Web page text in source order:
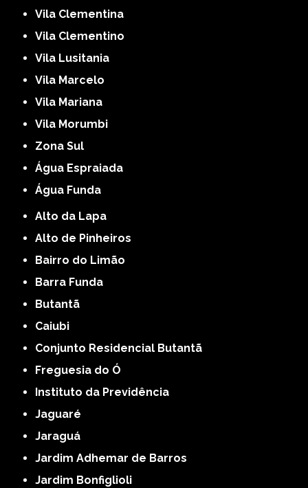
Vila Clementina
Vila Clementino
Vila Lusitania
Vila Marcelo
Vila Mariana
Vila Morumbi
Zona Sul
Água Espraiada
Água Funda
Alto da Lapa
Alto de Pinheiros
Bairro do Limão
Barra Funda
Butantã
Caiubi
Conjunto Residencial Butantã
Freguesia do Ó
Instituto da Previdência
Jaguaré
Jaraguá
Jardim Adhemar de Barros
Jardim Bonfiglioli